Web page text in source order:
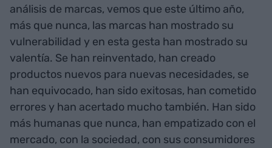
análisis de marcas, vemos que este último año,
más que nunca, las marcas han mostrado su
vulnerabilidad y en esta gesta han mostrado su
valentía. Se han reinventado, han creado
productos nuevos para nuevas necesidades, se
han equivocado, han sido exitosas, han cometido
errores y han acertado mucho también. Han sido
más humanas que nunca, han empatizado con el
mercado, con la sociedad, con sus consumidores